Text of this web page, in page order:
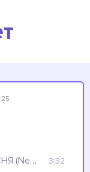
song 2023) 3:32